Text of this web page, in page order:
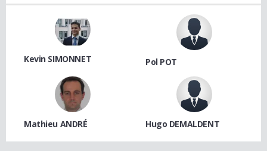
Kevin SIMONNET Pol POT
Mathieu ANDRÉ Hugo DEMALDENT